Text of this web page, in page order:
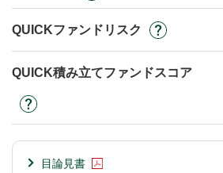
QUICKファンドリスク
QUICK積み立てファンドスコア
目論見書